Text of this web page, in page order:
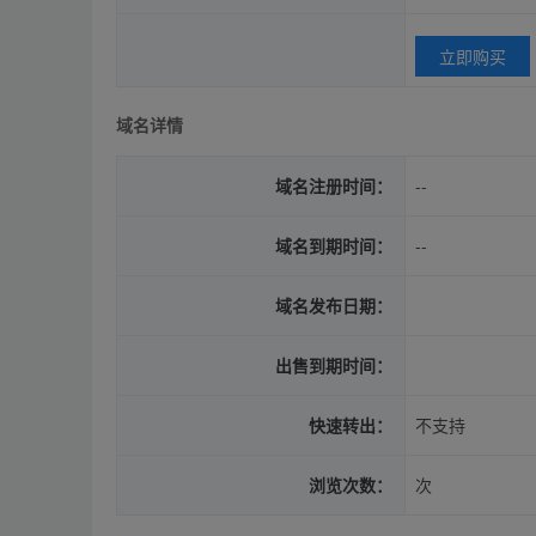
立即购买
域名详情
域名注册时间： --
域名到期时间： --
域名发布日期：
出售到期时间：
快速转出： 不支持
浏览次数： 次